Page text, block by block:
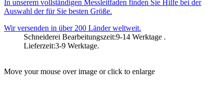
In unserem vollständigen Messleitfaden finden Sie Hilfe bei der
Auswahl der für Sie besten Größe.
Wir versenden in über 200 Länder weltweit.
Schneiderei Bearbeitungszeit:9-14 Werktage .
Lieferzeit:3-9 Werktage.
Move your mouse over image or click to enlarge